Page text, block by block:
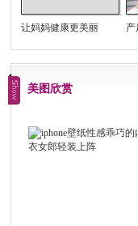
让妈妈健康更美丽 产
美图欣赏